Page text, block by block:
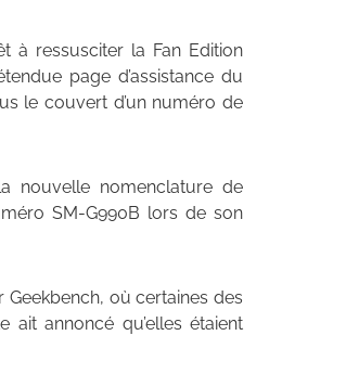
à ressusciter la Fan Edition
page d’assistance du
le couvert d’un numéro de
nouvelle nomenclature de
SM-G990B lors de son
où certaines des
ait annoncé qu’elles étaient